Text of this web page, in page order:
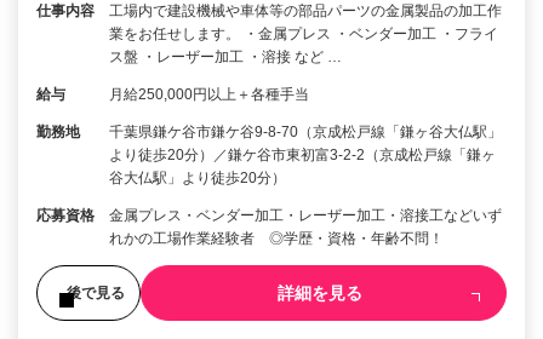
仕事内容
工場内で建設機械や車体等の部品パーツの金属製品の加工作
業をお任せします。 ・金属プレス ・ベンダー加工 ・フライ
ス盤 ・レーザー加工 ・溶接 など …
給与 月給250,000円以上＋各種手当
勤務地
千葉県鎌ケ谷市鎌ケ谷9-8-70（京成松戸線「鎌ヶ谷大仏駅」
より徒歩20分）／鎌ケ谷市東初富3-2-2（京成松戸線「鎌ヶ
谷大仏駅」より徒歩20分）
応募資格
金属プレス・ベンダー加工・レーザー加工・溶接工などいず
れかの工場作業経験者 ◎学歴・資格・年齢不問！
後で見る 詳細を見る